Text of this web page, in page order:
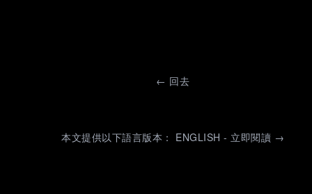
← 回去
本文提供以下語言版本： ENGLISH - 立即閱讀 →